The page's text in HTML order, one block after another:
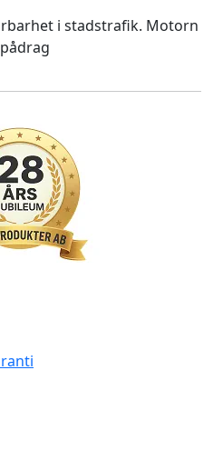
i stadstrafik. Motorn